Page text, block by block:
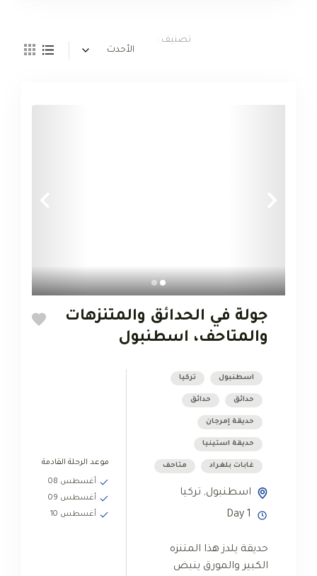
تصنيف :
الأحدث
جولة في الحدائق والمتنزهات
والمتاحف، اسطنبول
اسطنبول تركيا
حدائق حدائق
حديقة إمرجان
حديقة استينيا
غابات بلغراد متاحف
اسطنبول, تركيا
1 Day
حديقة يلدز هذا المتنزه
الكبير والمورق ينبض
موعد الرحلة القادمة
أغسطس 08
أغسطس 09
أغسطس 10